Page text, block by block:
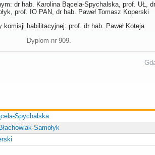
dr hab. Karolina Bącela-Spychalska, prof. UŁ,
prof. IO PAN, dr hab. Paweł Tomasz Koperski
komisji habilitacyjnej: prof. dr hab. Paweł Koteja
Dyplom nr 909.
Spychalska
Samołyk